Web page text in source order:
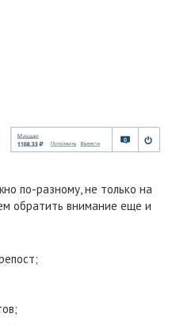
по-разному, не только на
обратить внимание еще и